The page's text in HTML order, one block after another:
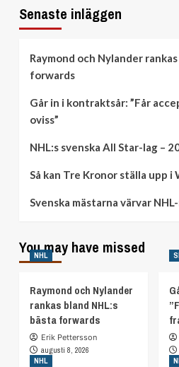
Senaste inläggen
Raymond och Nylander
forwards
Går in i kontraktsår: ”Får
oviss”
NHL:s svenska All Star-lag –
Så kan Tre Kronor ställa upp i
Svenska mästarna värvar
You may have missed
NHL
Raymond och Nylander
rankas bland NHL:s
bästa forwards
Erik Pettersson
augusti 8, 2026
NHL